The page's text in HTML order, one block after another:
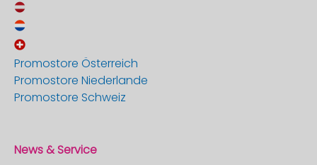
Promostore Österreich
Promostore Niederlande
Promostore Schweiz
News & Service